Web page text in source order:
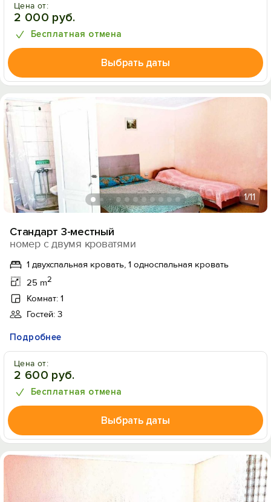
Цена от:
2 000 руб.
Бесплатная отмена
Выбрать даты
1/11
Стандарт 3-местный
номер с двумя кроватями
1 двухспальная кровать, 1 односпальная кровать
25 m2
Комнат: 1
Гостей: 3
Подробнее
Цена от:
2 600 руб.
Бесплатная отмена
Выбрать даты